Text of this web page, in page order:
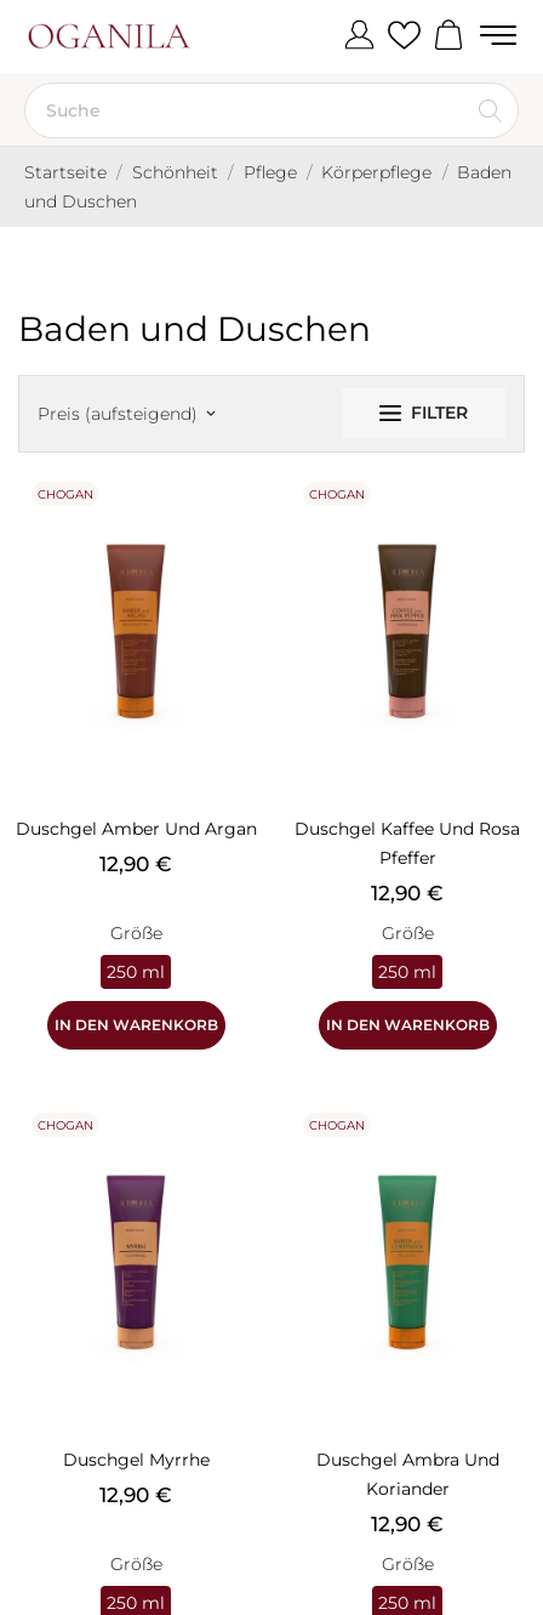
Startseite Schönheit Pflege Körperpflege
Baden
und Duschen
Baden und Duschen
Preis (aufsteigend) keyboard_arrow_down FILTER
Duschgel Amber Und Argan
Preis
12,90 €
Größe
250 ml
IN DEN WARENKORB
CHOGAN
Duschgel Kaffee Und Rosa
Pfeffer
Preis
12,90 €
Größe
250 ml
IN DEN WARENKORB
CHOGAN
Duschgel Myrrhe
Preis
12,90 €
Größe
250 ml
CHOGAN
Duschgel Ambra Und
Koriander
Preis
12,90 €
Größe
250 ml
CHOGAN